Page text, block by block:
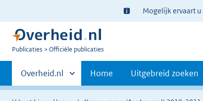
Ter
informatie:
Mogelijk ervaart
U
Publicaties Officiële publicaties
Primaire
navigatie
Andere
sites
Overheid.nl Home Uitgebreid zoeken